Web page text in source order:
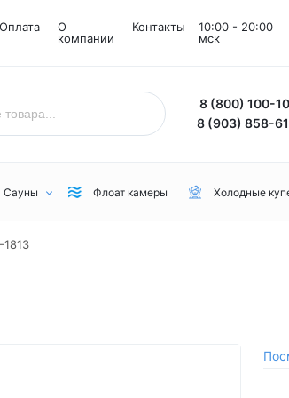
Оплата
О
компании
Контакты
10:00 - 20:00
мск
8 (800) 100-
8 (903) 858-
Сауны Флоат камеры Холодные